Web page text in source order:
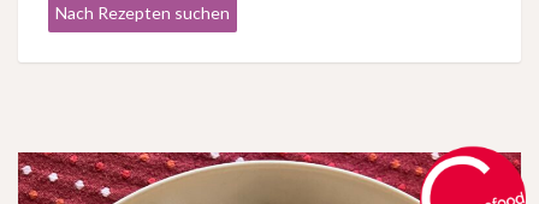
Nach Rezepten suchen